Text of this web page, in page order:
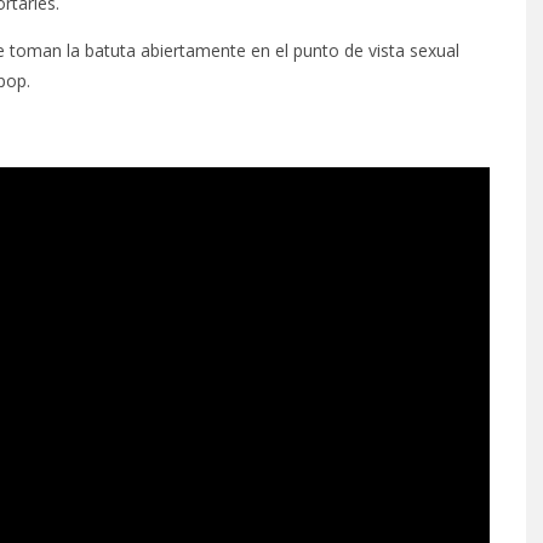
toman la batuta abiertamente en el punto de vista sexual